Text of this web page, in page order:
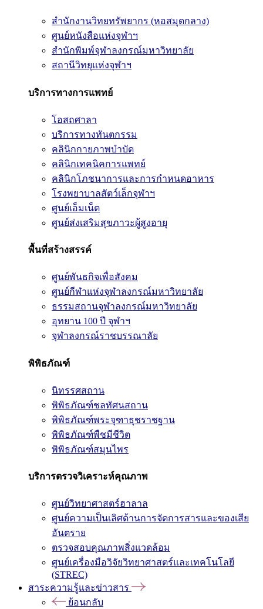
สำนักงานวิทยทรัพยากร (หอสมุดกลาง)
ศูนย์หนังสือแห่งจุฬาฯ
สำนักพิมพ์จุฬาลงกรณ์มหาวิทยาลัย
สถานีวิทยุแห่งจุฬาฯ
บริการทางการแพทย์
โอสถศาลา
บริการทางทันตกรรม
คลินิกกายภาพบำบัด
คลินิกเทคนิคการแพทย์
คลินิกโภชนาการและการกำหนดอาหาร
โรงพยาบาลสัตว์เล็กจุฬาฯ
ศูนย์เอ็มเน็ต
ศูนย์ส่งเสริมสุขภาวะผู้สูงอายุ
พื้นที่สร้างสรรค์
ศูนย์พันธกิจเพื่อสังคม
ศูนย์กีฬาแห่งจุฬาลงกรณ์มหาวิทยาลัย
ธรรมสถานจุฬาลงกรณ์มหาวิทยาลัย
อุทยาน 100 ปี จุฬาฯ
จุฬาลงกรณ์ราชบรรณาลัย
พิพิธภัณฑ์
นิทรรศสถาน
พิพิธภัณฑ์ชลทัศนสถาน
พิพิธภัณฑ์พระจุฑาธุชราชฐาน
พิพิธภัณฑ์พืชมีชีวิต
พิพิธภัณฑ์สมุนไพร
บริการตรวจวิเคราะห์คุณภาพ
ศูนย์วิทยาศาสตร์ฮาลาล
ศูนย์ความเป็นเลิศด้านการจัดการสารและของเสีย
อันตราย
ตรวจสอบคุณภาพสิ่งแวดล้อม
ศูนย์เครื่องมือวิจัยวิทยาศาสตร์และเทคโนโลยี
(STREC)
สาระความรู้และข่าวสาร
ย้อนกลับ